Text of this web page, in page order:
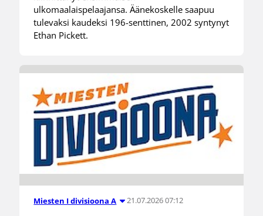
ulkomaalaispelaajansa. Äänekoskelle saapuu
tulevaksi kaudeksi 196-senttinen, 2002 syntynyt
Ethan Pickett.
Miesten I divisioona A 21.07.2026 07:12